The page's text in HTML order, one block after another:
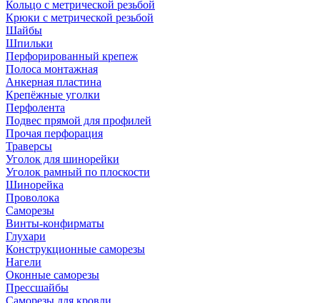
Кольцо с метрической резьбой
Крюки с метрической резьбой
Шайбы
Шпильки
Перфорированный крепеж
Полоса монтажная
Анкерная пластина
Крепёжные уголки
Перфолента
Подвес прямой для профилей
Прочая перфорация
Траверсы
Уголок для шинорейки
Уголок рамный по плоскости
Шинорейка
Проволока
Саморезы
Винты-конфирматы
Глухари
Конструкционные саморезы
Нагели
Оконные саморезы
Прессшайбы
Саморезы для кровли